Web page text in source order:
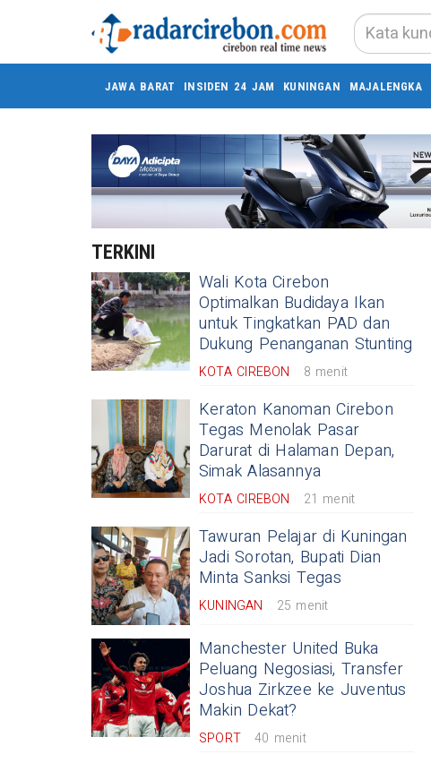
JAWA BARAT INSIDEN 24 JAM KUNINGAN MAJALENGKA
TERKINI
Wali Kota Cirebon
Optimalkan Budidaya Ikan
untuk Tingkatkan PAD dan
Dukung Penanganan Stunting
KOTA CIREBON 8 menit
Keraton Kanoman Cirebon
Tegas Menolak Pasar
Darurat di Halaman Depan,
Simak Alasannya
KOTA CIREBON 21 menit
Tawuran Pelajar di Kuningan
Jadi Sorotan, Bupati Dian
Minta Sanksi Tegas
KUNINGAN 25 menit
Manchester United Buka
Peluang Negosiasi, Transfer
Joshua Zirkzee ke Juventus
Makin Dekat?
SPORT 40 menit